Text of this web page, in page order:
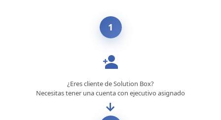
1
¿Eres cliente de Solution Box?
Necesitas tener una cuenta con ejecutivo asignado
→